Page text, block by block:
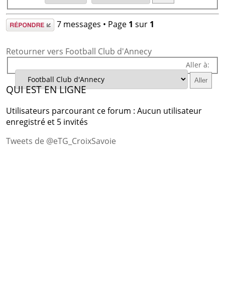
Répondre 7 messages • Page 1 sur 1
Retourner vers Football Club d'Annecy
Aller à:
QUI EST EN LIGNE
Utilisateurs parcourant ce forum : Aucun utilisateur
enregistré et 5 invités
Tweets de @eTG_CroixSavoie